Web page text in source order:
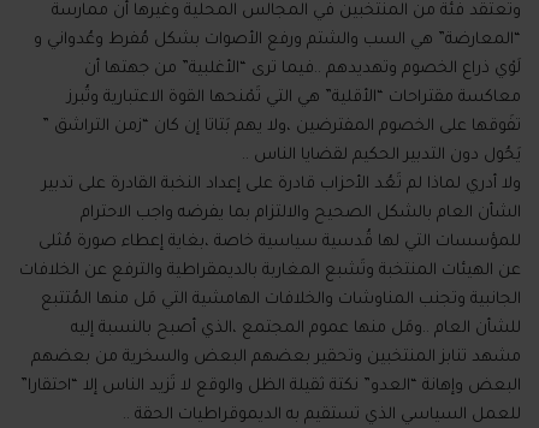
وتعتقد فئة من المنتخبين في المجالس المحلية وغيرها أن ممارسة
“المعارضة” هي السب والشتم ورفع الأصوات بشكل مُفرط وعُدواني و
لَوْي ذراع الخصوم وتهديدهم ..فيما ترى “الأغلبية” من جهتها أن
معاكسة مقتراحات “الأقلية” هي التي تَمْنحها القوة الاعتبارية وتُبرز
تفَوقها على الخصوم المفترضين ،ولا يهم بَتاتا إن كان “زمن التراشق ”
يَحُول دون التدبير الحكيم لقضايا الناس ..
ولا أدري لماذا لم تَعُد الأحزاب قادرة على إعداد النخبة القادرة على تدبير
الشأن العام بالشكل الصحيح والالتزام بما يفرضه واجب الاحترام
للمؤسسات التي لها قُدسية سياسية خاصة ،بغاية إعطاء صورة مُثلى
عن الهيئات المنتخبة وتَشبع المغاربة بالديمقراطية والترفع عن الخلافات
الجانبية وتجنب المناوشات والخلافات الهامشية التي مَل منها المُتتبع
للشأن العام ..ومَل منها عموم المجتمع ،الذي أصبح بالنسبة إليه
مشهد تنابز المنتخبين وتحقير بعضهم البعض والسخرية من بعضهم
البعض وإهانة “العدو” نكتة ثقيلة الظل والوقع لا تَزيد الناس إلا “احتقارا”
للعمل السياسي الذي تستقيم به الديموقراطيات الحقة ..